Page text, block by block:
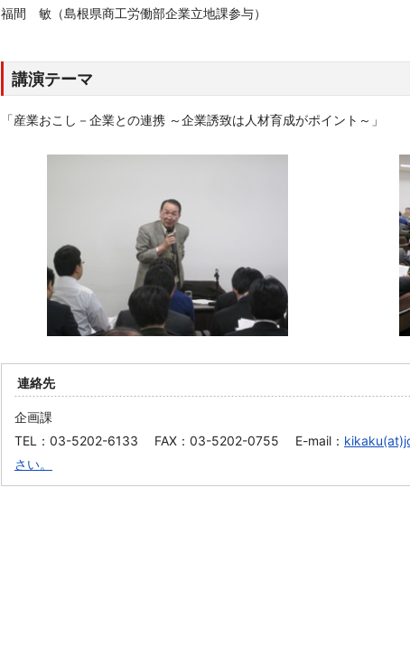
福間 敏（島根県商工労働部企業立地課参与）
講演テーマ
「産業おこし－企業との連携 ～企業誘致は人材育成がポイント～」
連絡先
企画課
TEL：03-5202-6133 FAX：03-5202-0755 E-mail：
さい。